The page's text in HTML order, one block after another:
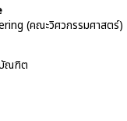
(คณะวิศวกรรมศาสตร์)
ณฑิต